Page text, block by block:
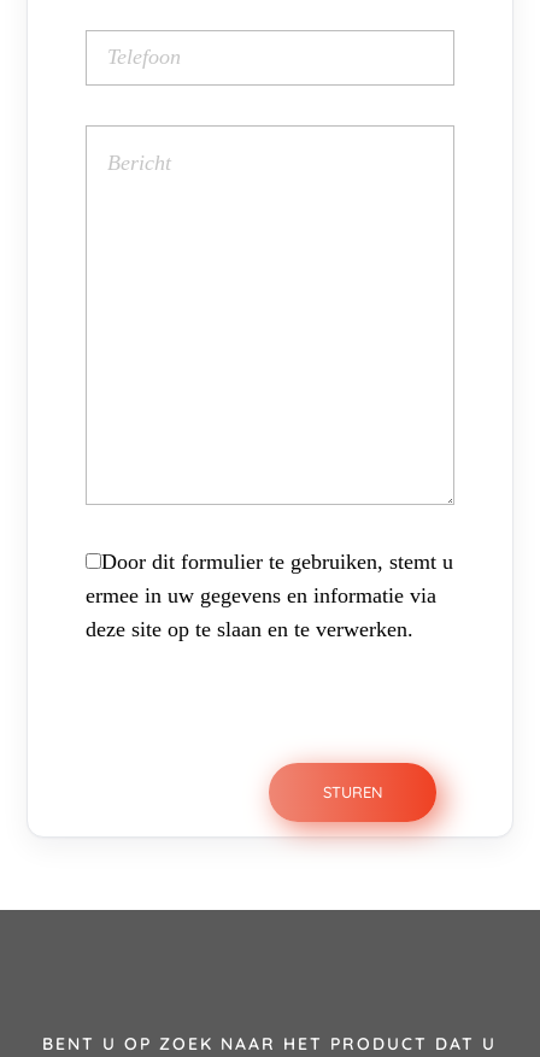
Door dit formulier te gebruiken, stemt u
ermee in uw gegevens en informatie via
deze site op te slaan en te verwerken.
BENT U OP ZOEK NAAR HET PRODUCT DAT U